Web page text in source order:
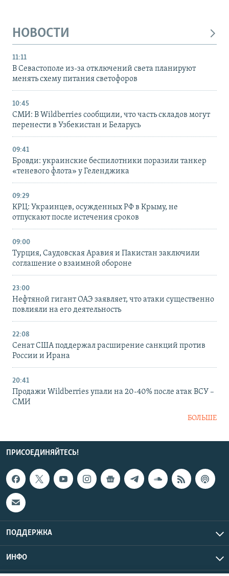
НОВОСТИ
11:11
В Севастополе из-за отключений света планируют
менять схему питания светофоров
10:45
СМИ: В Wildberries сообщили, что часть складов могут
перенести в Узбекистан и Беларусь
09:41
Бровди: украинские беспилотники поразили танкер
«теневого флота» у Геленджика
09:29
КРЦ: Украинцев, осужденных РФ в Крыму, не
отпускают после истечения сроков
09:00
Турция, Саудовская Аравия и Пакистан заключили
соглашение о взаимной обороне
23:00
Нефтяной гигант ОАЭ заявляет, что атаки существенно
повлияли на его деятельность
22:08
Сенат США поддержал расширение санкций против
России и Ирана
20:41
Продажи Wildberries упали на 20-40% после атак ВСУ –
СМИ
БОЛЬШЕ
ПРИСОЕДИНЯЙТЕСЬ!
ПОДДЕРЖКА
ИНФО